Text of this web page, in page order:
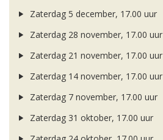
Zaterdag 5 december, 17.00 uur
Zaterdag 28 november, 17.00 uur
Zaterdag 21 november, 17.00 uur
Zaterdag 14 november, 17.00 uur
Zaterdag 7 november, 17.00 uur
Zaterdag 31 oktober, 17.00 uur